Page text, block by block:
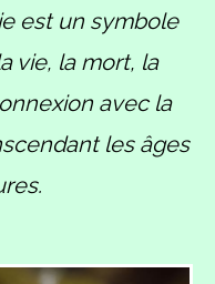
est un symbole
vie, la mort, la
avec la
les âges